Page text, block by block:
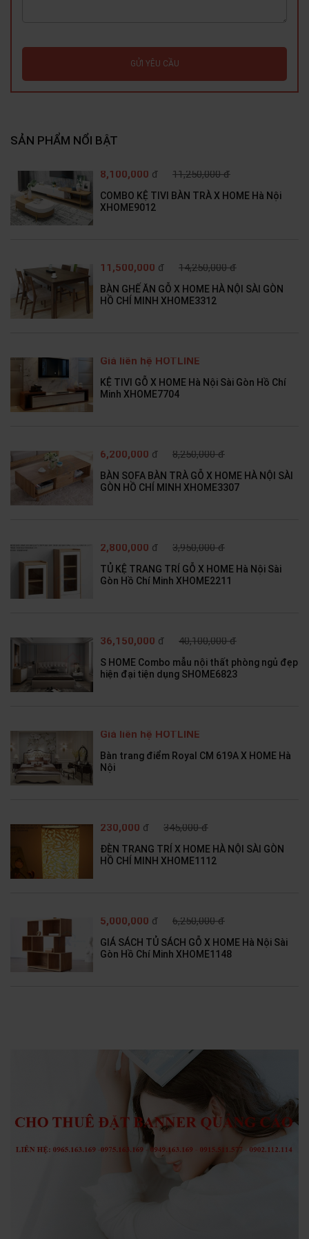
GỬI YÊU CẦU
SẢN PHẨM NỔI BẬT
8,100,000 đ 11,250,000 đ
COMBO KỆ TIVI BÀN TRÀ X HOME Hà Nội
XHOME9012
11,500,000 đ 14,250,000 đ
BÀN GHẾ ĂN GỖ X HOME HÀ NỘI SÀI GÒN
HỒ CHÍ MINH XHOME3312
Giá liên hệ HOTLINE
KỆ TIVI GỖ X HOME Hà Nội Sài Gòn Hồ Chí
Minh XHOME7704
6,200,000 đ 8,250,000 đ
BÀN SOFA BÀN TRÀ GỖ X HOME HÀ NỘI SÀI
GÒN HỒ CHÍ MINH XHOME3307
2,800,000 đ 3,950,000 đ
TỦ KỆ TRANG TRÍ GỖ X HOME Hà Nội Sài
Gòn Hồ Chí Minh XHOME2211
36,150,000 đ 40,100,000 đ
S HOME Combo mẫu nội thất phòng ngủ đẹp
hiện đại tiện dụng SHOME6823
Giá liên hệ HOTLINE
Bàn trang điểm Royal CM 619A X HOME Hà
Nội
230,000 đ 345,000 đ
ĐÈN TRANG TRÍ X HOME HÀ NỘI SÀI GÒN
HỒ CHÍ MINH XHOME1112
5,000,000 đ 6,250,000 đ
GIÁ SÁCH TỦ SÁCH GỖ X HOME Hà Nội Sài
Gòn Hồ Chí Minh XHOME1148